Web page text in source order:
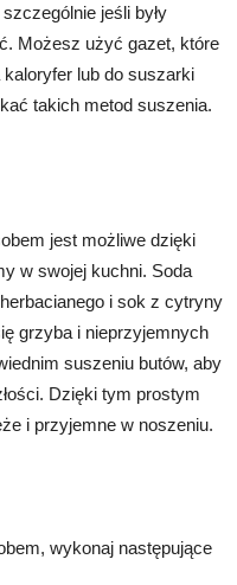
jeśli były
Możesz użyć gazet, które
kaloryfer lub do suszarki
takich metod suszenia.
jest możliwe dzięki
w swojej kuchni. Soda
i sok z cytryny
grzyba i nieprzyjemnych
suszeniu butów, aby
Dzięki tym prostym
i przyjemne w noszeniu.
wykonaj następujące